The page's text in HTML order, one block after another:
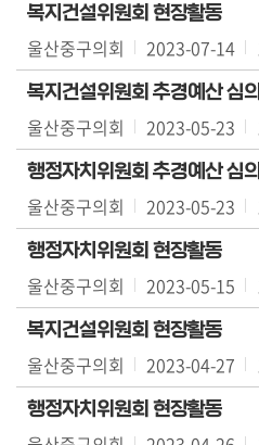
의
회
기
능
의
정
활
동
의
정
자
료
실
복지건설위원회 현장활동
울산중구의회 2023-07-14
복지건설위원회 추경예산 심의
울산중구의회 2023-05-23
행정자치위원회 추경예산 심의
울산중구의회 2023-05-23
행정자치위원회 현장활동
울산중구의회 2023-05-15
복지건설위원회 현장활동
울산중구의회 2023-04-27
행정자치위원회 현장활동